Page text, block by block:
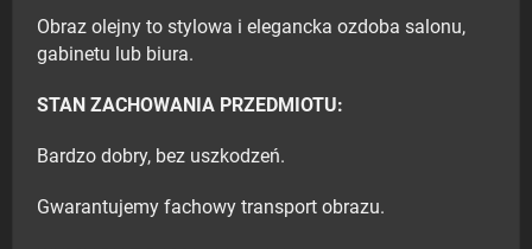
Obraz olejny to stylowa i elegancka ozdoba salonu,
gabinetu lub biura.
STAN ZACHOWANIA PRZEDMIOTU:
Bardzo dobry, bez uszkodzeń.
Gwarantujemy fachowy transport obrazu.